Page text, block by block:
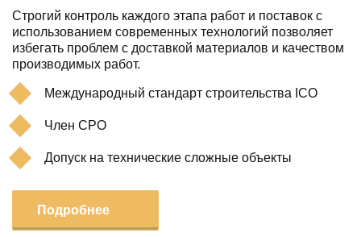
Строгий контроль каждого этапа работ и поставок с
использованием современных технологий позволяет
избегать проблем с доставкой материалов и качеством
производимых работ.
Международный стандарт строительства ICO
Член СРО
Допуск на технические сложные объекты
Подробнее